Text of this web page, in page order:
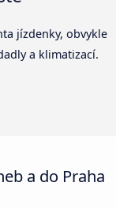
jízdenky, obvykle
a klimatizací.
a do Praha